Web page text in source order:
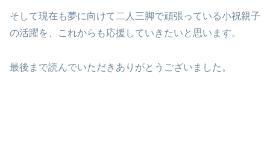
そして現在も夢に向けて二人三脚で頑張っている小祝親子
の活躍を、これからも応援していきたいと思います。
最後まで読んでいただきありがとうございました。